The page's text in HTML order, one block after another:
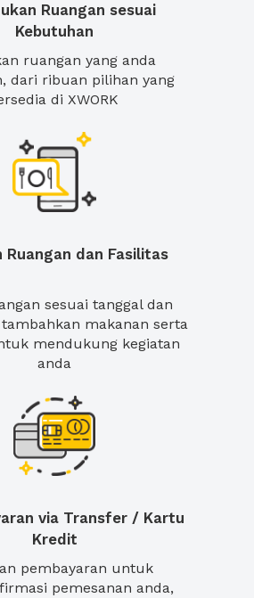
Ruangan sesuai
Kebutuhan
ruangan yang anda
dari ribuan pilihan yang
di XWORK
Ruangan dan Fasilitas
sesuai tanggal dan
makanan serta
mendukung kegiatan
anda
via Transfer / Kartu
Kredit
pembayaran untuk
pemesanan anda,